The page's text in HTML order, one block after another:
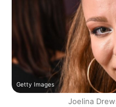
Getty Images
Joelina